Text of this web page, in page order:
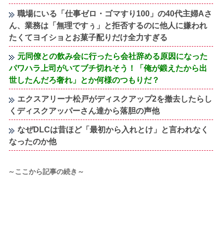
職場にいる「仕事ゼロ・ゴマすり100」の40代主婦Aさ
ん、業務は「無理ですぅ」と拒否するのに他人に嫌われ
たくてヨイショとお菓子配りだけ全力すぎる
元同僚との飲み会に行ったら会社辞める原因になった
パワハラ上司がいてブチ切れそう！「俺が鍛えたから出
世したんだろ奢れ」とか何様のつもりだ？
エクスアリーナ松戸がディスクアップ2を撤去したらし
くディスクアッパーさん達から落胆の声他
なぜDLCは昔ほど「最初から入れとけ」と言われなく
なったのか他
～ここから記事の続き～